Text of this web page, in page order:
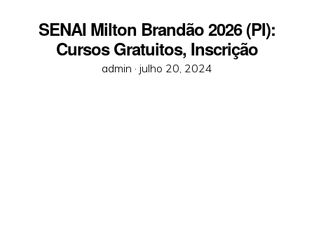
SENAI Milton Brandão 2026 (PI):
Cursos Gratuitos, Inscrição
admin · Posted
julho 20, 2024